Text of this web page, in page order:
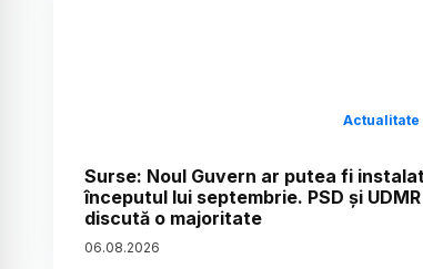
Actualitate
Surse: Noul Guvern ar putea fi
începutul lui septembrie. PSD și UDMR
discută o majoritate
06.08.2026